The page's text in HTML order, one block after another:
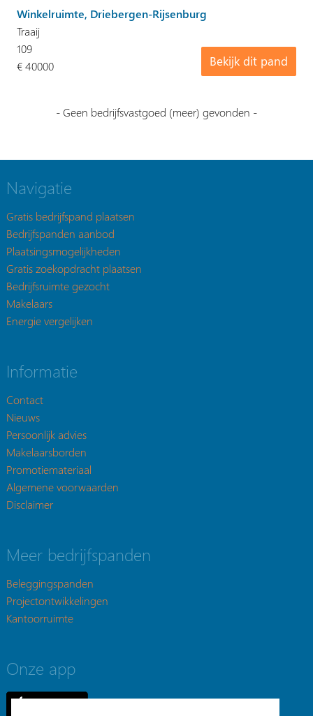
Winkelruimte, Driebergen-Rijsenburg
Traaij
Bekijk dit pand
109
€ 40000
- Geen bedrijfsvastgoed (meer) gevonden -
Navigatie
Gratis bedrijfspand plaatsen
Bedrijfspanden aanbod
Plaatsingsmogelijkheden
Gratis zoekopdracht plaatsen
Bedrijfsruimte gezocht
Makelaars
Energie vergelijken
Informatie
Contact
Nieuws
Persoonlijk advies
Makelaarsborden
Promotiemateriaal
Algemene voorwaarden
Disclaimer
Meer bedrijfspanden
Beleggingspanden
Projectontwikkelingen
Kantoorruimte
Onze app